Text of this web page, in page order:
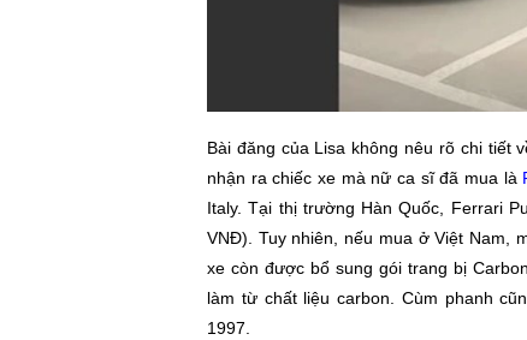
Bài đăng của Lisa không nêu rõ chi tiết
nhận ra chiếc xe mà nữ ca sĩ đã mua là
Italy. Tại thị trường Hàn Quốc, Ferrari
VNĐ). Tuy nhiên, nếu mua ở Việt Nam,
xe còn được bổ sung gói trang bị
làm từ chất liệu carbon. Cùm phanh
1997.